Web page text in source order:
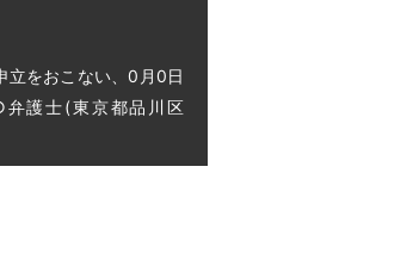
をおこない、0月0日
護士(東京都品川区